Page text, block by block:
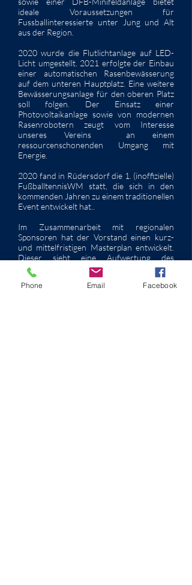
ideale Voraussetzungen für
Fussballinteressierte unter Jung und Alt
aus der Region.
2020 wurde die Flutlichtanlage auf LED-
Licht umgestellt. 2021 erfolgte der Einbau
einer automatischen Rasenbewässerung
auf dem unteren Hauptplatz. Eine weitere
Bewässerungsanlage für den oberen Platz
soll folgen. Der Einsatz einer
Photovoltaikanlage sowie von modernen
Rasenrobotern zeugt vom Interesse
unseres Vereins an einem
ressourcenschonenden Umgang mit
Energie.
2020 fand in Rüdersdorf die 1. (inoffizielle)
FußballtennisWM statt, die sich in den
kommenden Jahren zu einem traditionellen
Event entwickelt hat..
Im Zusammenarbeit mit regionalen
Sponsoren hat der Vorstand einen kurz-
und mittelfristigen Masterplan entwickelt.
Dieser sieht eine Aufwertung des
Stadiongeländes durch die Errichtung
einer neuen Beleuchtungsanlage sowie
durch die Verwirklichung eines dringend
Phone Email Facebook